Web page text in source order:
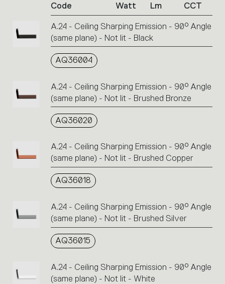
Click
on
icons
to
Code Watt Lm CCT
A.24 - Ceiling Sharping Emission - 90° Angle
(same plane) - Not lit - Black
AQ36004
A.24 - Ceiling Sharping Emission - 90° Angle
(same plane) - Not lit - Brushed Bronze
AQ36020
A.24 - Ceiling Sharping Emission - 90° Angle
(same plane) - Not lit - Brushed Copper
AQ36018
A.24 - Ceiling Sharping Emission - 90° Angle
(same plane) - Not lit - Brushed Silver
AQ36015
A.24 - Ceiling Sharping Emission - 90° Angle
(same plane) - Not lit - White